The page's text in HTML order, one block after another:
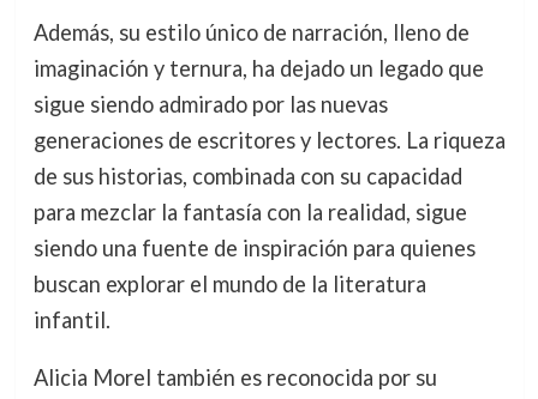
Además, su estilo único de narración, lleno de
imaginación y ternura, ha dejado un legado que
sigue siendo admirado por las nuevas
generaciones de escritores y lectores. La riqueza
de sus historias, combinada con su capacidad
para mezclar la fantasía con la realidad, sigue
siendo una fuente de inspiración para quienes
buscan explorar el mundo de la literatura
infantil.
Alicia Morel también es reconocida por su